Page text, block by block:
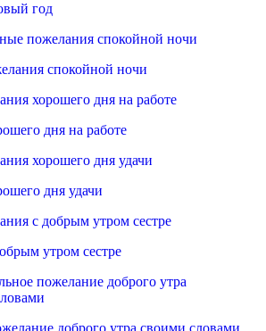
год
спокойной ночи
дня на работе
дня удачи
утром сестре